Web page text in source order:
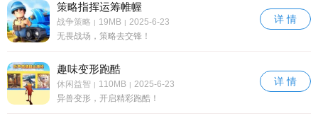
策略指挥运筹帷幄
战争策略 | 19MB | 2025-6-23
无畏战场，策略去交锋！
详 情
趣味变形跑酷
休闲益智 | 110MB | 2025-6-23
异兽变形，开启精彩跑酷！
详 情